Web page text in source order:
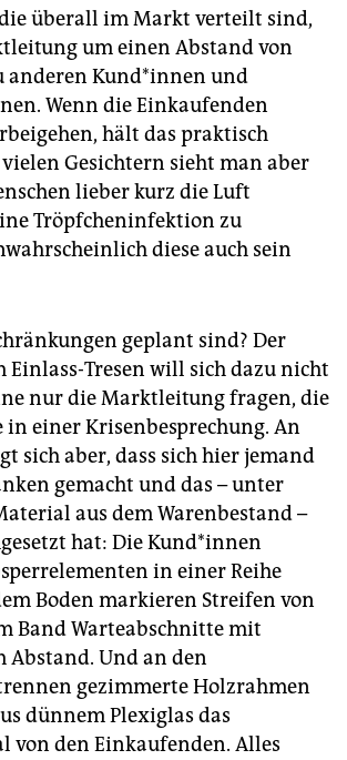
überall im Markt verteilt sind,
um einen Abstand von
anderen Kund*innen und
Wenn die Einkaufenden
hält das praktisch
Gesichtern sieht man aber
lieber kurz die Luft
Tröpfcheninfektion zu
diese auch sein
geplant sind? Der
Tresen will sich dazu nicht
nur die Marktleitung fragen, die
in einer Krisenbesprechung. An
sich aber, dass sich hier jemand
gemacht und das – unter
aus dem Warenbestand –
hat: Die Kund*innen
in einer Reihe
Boden markieren Streifen von
Band Warteabschnitte mit
Abstand. Und an den
gezimmerte Holzrahmen
dünnem Plexiglas das
von den Einkaufenden. Alles